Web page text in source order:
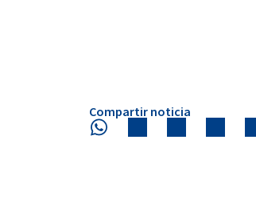
Compartir noticia